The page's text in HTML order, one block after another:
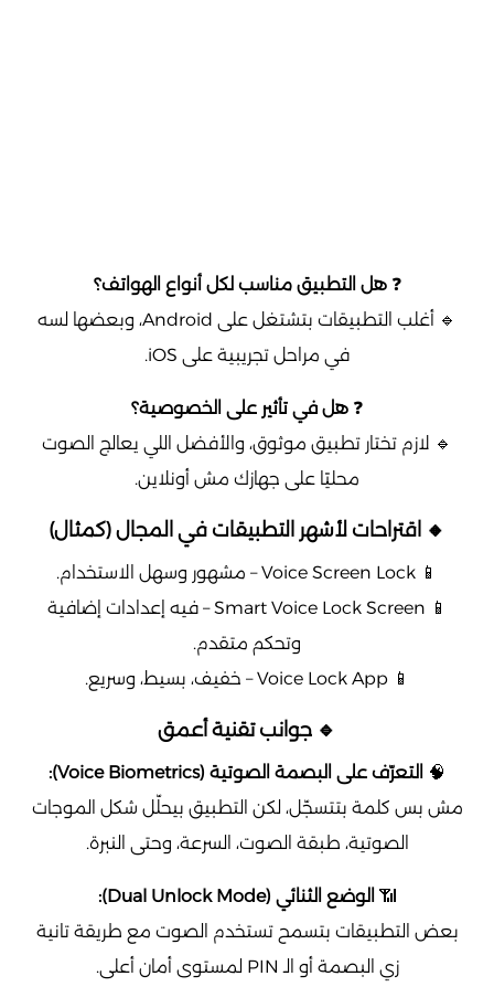
❓هل التطبيق مناسب لكل أنواع الهواتف؟
🔹 أغلب التطبيقات بتشتغل على Android، وبعضها لسه
في مراحل تجريبية على iOS.
❓ هل في تأثير على الخصوصية؟
🔹 لازم تختار تطبيق موثوق، والأفضل اللي يعالج الصوت
محليًا على جهازك مش أونلاين.
🔸 اقتراحات لأشهر التطبيقات في المجال (كمثال)
📱 Voice Screen Lock – مشهور وسهل الاستخدام.
📱 Smart Voice Lock Screen – فيه إعدادات إضافية
وتحكم متقدم.
📱 Voice Lock App – خفيف، بسيط، وسريع.
🔹 جوانب تقنية أعمق
🧠
التعرّف على البصمة الصوتية (Voice Biometrics):
مش بس كلمة بتتسجّل، لكن التطبيق بيحلّل شكل الموجات
الصوتية، طبقة الصوت، السرعة، وحتى النبرة.
📶 الوضع الثنائي (Dual Unlock Mode):
بعض التطبيقات بتسمح تستخدم الصوت مع طريقة تانية
زي البصمة أو الـ PIN لمستوى أمان أعلى.